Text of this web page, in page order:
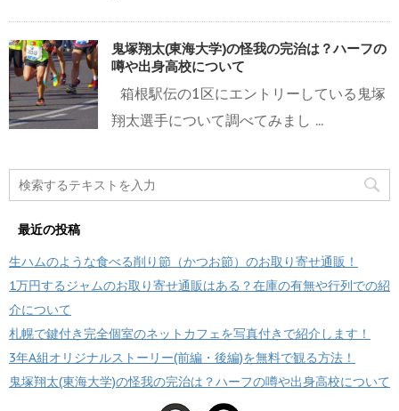
鬼塚翔太(東海大学)の怪我の完治は？ハーフの
噂や出身高校について
箱根駅伝の1区にエントリーしている鬼塚
翔太選手について調べてみまし ...
最近の投稿
生ハムのような食べる削り節（かつお節）のお取り寄せ通販！
1万円するジャムのお取り寄せ通販はある？在庫の有無や行列での紹
介について
札幌で鍵付き完全個室のネットカフェを写真付きで紹介します！
3年A組オリジナルストーリー(前編・後編)を無料で観る方法！
鬼塚翔太(東海大学)の怪我の完治は？ハーフの噂や出身高校について